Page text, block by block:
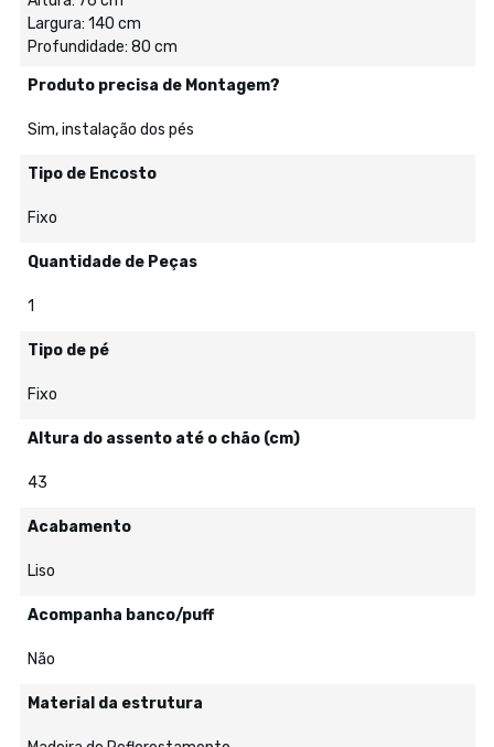
Largura: 140 cm
Profundidade: 80 cm
Produto precisa de Montagem?
Sim, instalação dos pés
Tipo de Encosto
Fixo
Quantidade de Peças
1
Tipo de pé
Fixo
Altura do assento até o chão (cm)
43
Acabamento
Liso
Acompanha banco/puff
Não
Material da estrutura